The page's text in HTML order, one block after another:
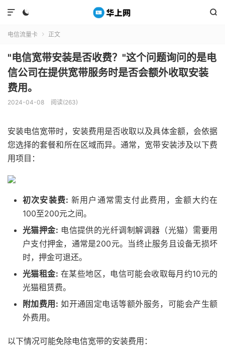
 

电信流量卡  正文
"电信宽带安装是否收费？"这个问题询问的是电
信公司在提供宽带服务时是否会额外收取安装
费用。
2024-04-08 阅读(263)
安装电信宽带时，安装费用是否收取以及具体金额，会依据
您选择的套餐和所在区域而异。通常，宽带安装涉及以下费
用项目：
初次安装费: 新用户通常需支付此费用，金额大约在
100至200元之间。
光猫押金: 电信提供的光纤调制解调器（光猫）需要用
户支付押金，通常是200元。当终止服务且设备无损坏
时，押金可退还。
光猫租金: 在某些地区，电信可能会收取每月约10元的
光猫租赁费。
附加费用: 如开通固定电话等额外服务，可能会产生额
外费用。
以下情况可能免除电信宽带的安装费用：